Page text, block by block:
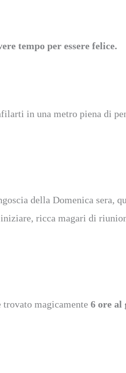
tempo per essere felice.
in una metro piena di
della Domenica sera,
ricca magari di
magicamente 6 ore al